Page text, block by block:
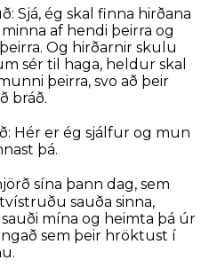
Sjá, ég skal finna hirðana
af hendi þeirra og
Og hirðarnir skulu
sér til haga, heldur skal
þeirra, svo að þeir
bráð.
Hér er ég sjálfur og mun
þá.
sína þann dag, sem
sauða sinna,
mína og heimta þá úr
sem þeir hröktust í